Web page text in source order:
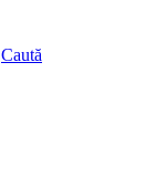
Caută